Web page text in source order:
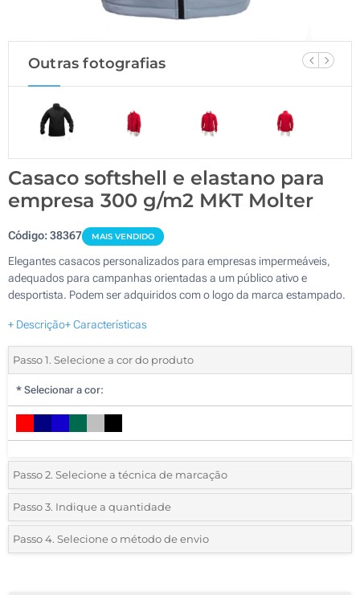
Outras fotografias
Casaco softshell e elastano para
empresa 300 g/m2 MKT Molter
Código:38367 MAIS VENDIDO
Elegantes casacos personalizados para empresas impermeáveis,
adequados para campanhas orientadas a um público ativo e
desportista. Podem ser adquiridos com o logo da marca estampado.
+ Descrição+ Características
Passo 1. Selecione a cor do produto
* Selecionar a cor:
Passo 2. Selecione a técnica de marcação
*Selecione o tipo de marcação e as cores do logotipo:
1 Cor (No peito)
Passo 3. Indique a quantidade
*Pedido mínimo 5 (total de pedido)
Passo 4. Selecione o método de envio